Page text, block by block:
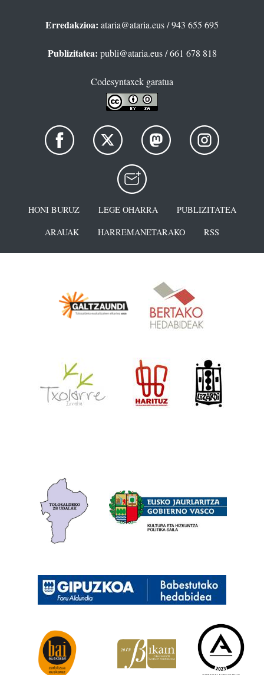
Erredakzioa: ataria@ataria.eus/ 943 655 695
Publizitatea: publi@ataria.eus/ 661 678 818
Codesyntaxek garatua
HONI BURUZ LEGE OHARRA
PUBLIZITATEA
ARAUAK
HARREMANETARAKO RSS